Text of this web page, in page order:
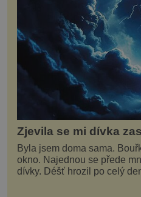
Zjevila se mi dívka
Byla jsem doma sama.
okno. Najednou se přede
dívky. Déšť hrozil po celý
bouřka. Do topolů před